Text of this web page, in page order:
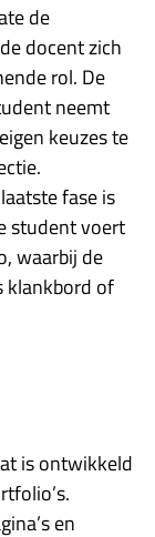
de
docent zich
rol. De
neemt
keuzes te
fase is
student voert
waarbij de
klankbord of
is ontwikkeld
en